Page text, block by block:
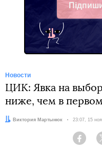
Telegram
Новости
ЦИК: Явка на
ниже, чем в
Автор:Виктория Мартынюк Дата:
23:07, 15